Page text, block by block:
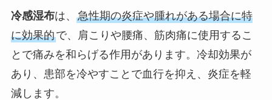
冷感湿布は、 急性期の炎症や腫れがある場合に特
に効果的で、肩こりや腰痛、筋肉痛に使用するこ
とで痛みを和らげる作用があります。冷却効果が
あり、患部を冷やすことで血行を抑え、炎症を軽
減します。